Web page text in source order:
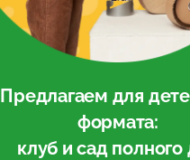
Предлагаем для
формата:
клуб и сад полного